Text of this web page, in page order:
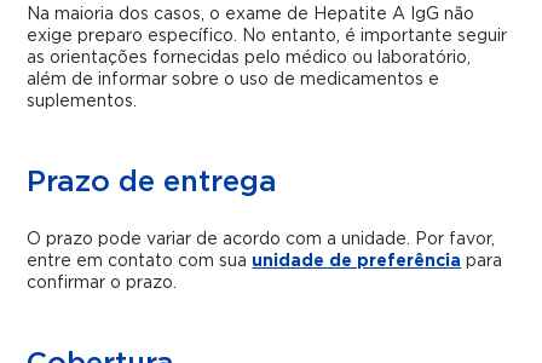
Na maioria dos casos, o exame de Hepatite A IgG não
exige preparo específico. No entanto, é importante seguir
as orientações fornecidas pelo médico ou laboratório,
além de informar sobre o uso de medicamentos e
suplementos.
Prazo de entrega
O prazo pode variar de acordo com a unidade. Por favor,
entre em contato com sua unidade de preferência para
confirmar o prazo.